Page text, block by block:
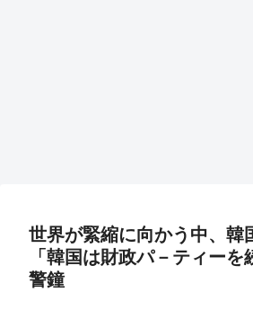
世界が緊縮に向かう中、韓
「韓国は財政パ－ティーを
警鐘